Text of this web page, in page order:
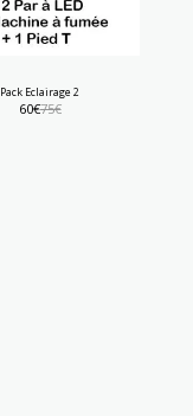
Pack Eclairage 2
75€
60€